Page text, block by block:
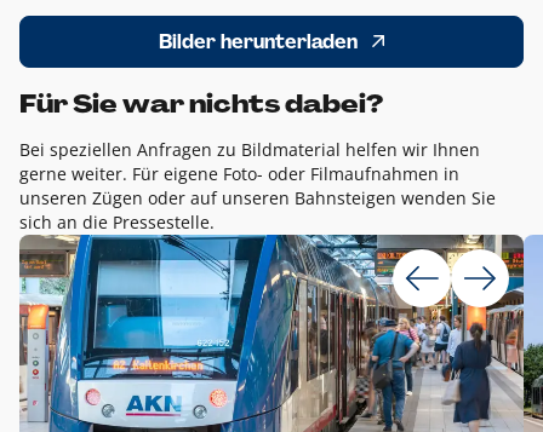
Bilder herunterladen
Für Sie war nichts dabei?
Bei speziellen Anfragen zu Bildmaterial helfen wir Ihnen
gerne weiter. Für eigene Foto- oder Filmaufnahmen in
unseren Zügen oder auf unseren Bahnsteigen wenden Sie
sich an die Pressestelle.